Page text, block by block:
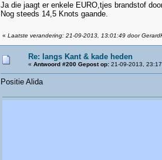
Ja die jaagt er enkele EURO,tjes brandstof
Nog steeds 14,5 Knots gaande.
« Laatste verandering: 21-09-2013, 13:01:49 door
Re: langs Kant & kade heden
« Antwoord #200 Gepost op: 21-09-2013,
Positie Alida